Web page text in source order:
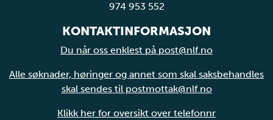
974 953 552
KONTAKTINFORMASJON
Du når oss enklest på post@nlf.no
Alle søknader, høringer og annet som skal saksbehandles
skal sendes til postmottak@nlf.no
Klikk her for oversikt over telefonnr